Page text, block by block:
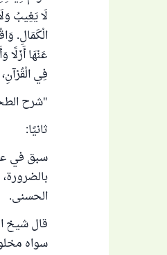
لَا يَغِيبُ
الْكَمَالِ.
عَنْهَا أَزَلًا
فِي
"شرح
ثانيًا:
سبق في
الحسنى.
قال شيخ
سواه